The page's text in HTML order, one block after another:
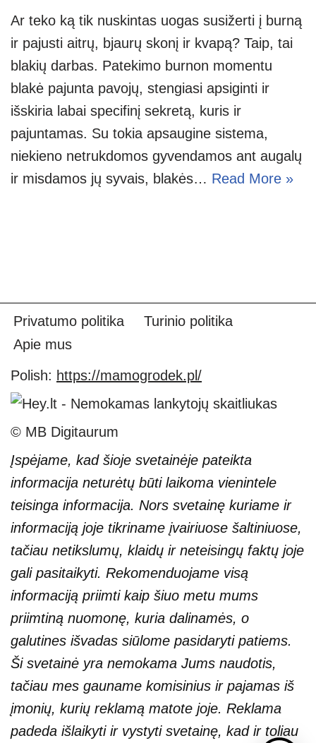
Ar teko ką tik nuskintas uogas susižerti į burną
ir pajusti aitrų, bjaurų skonį ir kvapą? Taip, tai
blakių darbas. Patekimo burnon momentu
blakė pajunta pavojų, stengiasi apsiginti ir
išskiria labai specifinį sekretą, kuris ir
pajuntamas. Su tokia apsaugine sistema,
niekieno netrukdomos gyvendamos ant augalų
ir misdamos jų syvais, blakės… Read More »
Privatumo politika
Turinio politika
Apie mus
Polish: https://mamogrodek.pl/
© MB Digitaurum
Įspėjame, kad šioje svetainėje pateikta
informacija neturėtų būti laikoma vienintele
teisinga informacija. Nors svetainę kuriame ir
informaciją joje tikriname įvairiuose šaltiniuose,
tačiau netikslumų, klaidų ir neteisingų faktų joje
gali pasitaikyti. Rekomenduojame visą
informaciją priimti kaip šiuo metu mums
priimtiną nuomonę, kuria dalinamės, o
galutines išvadas siūlome pasidaryti patiems.
Ši svetainė yra nemokama Jums naudotis,
tačiau mes gauname komisinius ir pajamas iš
įmonių, kurių reklamą matote joje. Reklama
padeda išlaikyti ir vystyti svetainę, kad ir toliau